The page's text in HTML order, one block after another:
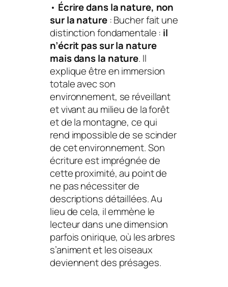
• Écriredanslanature, non
surlanature: Bucher fait une
distinction fondamentale : il
n’écrit passurla nature
maisdansla nature. Il
explique être en immersion
totale avec son
environnement, se réveillant
et vivant au milieu de la forêt
et de la montagne, ce qui
rend impossible de se scinder
de cet environnement. Son
écriture est imprégnée de
cette proximité, au point de
ne pas nécessiter de
descriptions détaillées. Au
lieu de cela, il emmène le
lecteur dans une dimension
parfois onirique, où les arbres
s’animent et les oiseaux
deviennent des présages.